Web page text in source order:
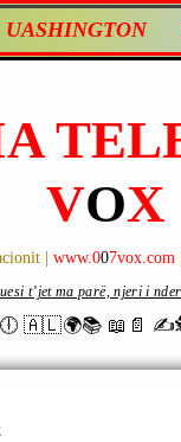
UASHINGTON
VOX
| www.007vox.com
🕕 🇦🇱🌍📚 📖📄
t’jet ma parë, njeri i